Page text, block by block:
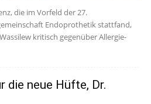
die im Vorfeld der 27.
Endoprothetik stattfand,
kritisch gegenüber Allergie-
die neue Hüfte, Dr.